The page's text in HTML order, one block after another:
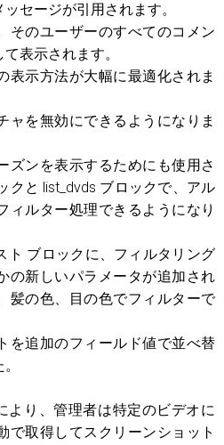
セージが引用されます。
そのユーザーのすべてのコメン
表示されます。
表示方法が大幅に最適化されま
ャを無効にできるようになりま
ズンを表示するためにも使用さ
クと list_dvds ブロックで、アル
ィルター処理できるようになり
ト ブロックに、フィルタリング
の新しいパラメータが追加され
髪の色、目の色でフィルターで
を追加のフィールド値で並べ替
より、管理者は特定のビデオに
で取得してスクリーンショット